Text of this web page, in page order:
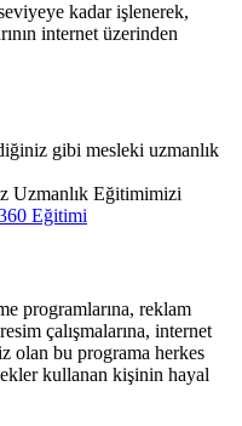
kadar işlenerek,
internet üzerinden
gibi mesleki uzmanlık
Uzmanlık Eğitimimizi
Eğitimi
programlarına, reklam
çalışmalarına, internet
olan bu programa herkes
kullanan kişinin hayal